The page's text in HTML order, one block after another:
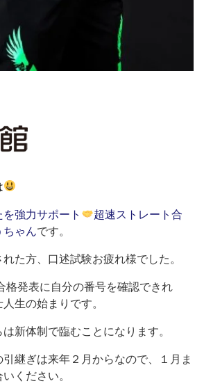
強力サポート
超速ストレート合
ちゃんです。
た方、口述試験お疲れ様でした。
格発表に自分の番号を確認できれ
生の始まりです。
新体制で臨むことになります。
継ぎは来年２月からなので、１月ま
ください。